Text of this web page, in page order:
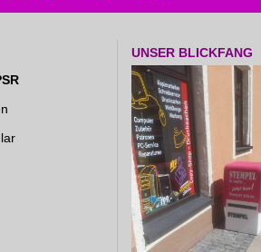
UNSER BLICKFANG